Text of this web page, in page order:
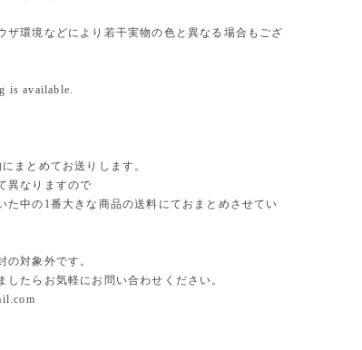
ザ環境などにより若干実物の色と異なる場合もござ
is available.
まとめてお送りします。
異なりますので
た中の1番大きな商品の送料にておまとめさせてい
対象外です。
したらお気軽にお問い合わせください。